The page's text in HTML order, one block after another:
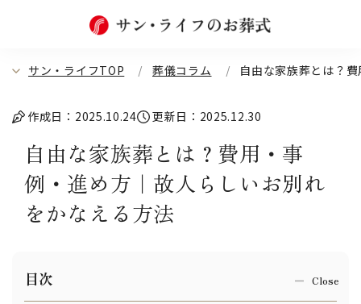
サン・ライフTOP 葬儀コラム 自由な家族葬とは？
作成日：2025.10.24 更新日：2025.12.30
自由な家族葬とは？費用・事
例・進め方｜故人らしいお別れ
をかなえる方法
目次